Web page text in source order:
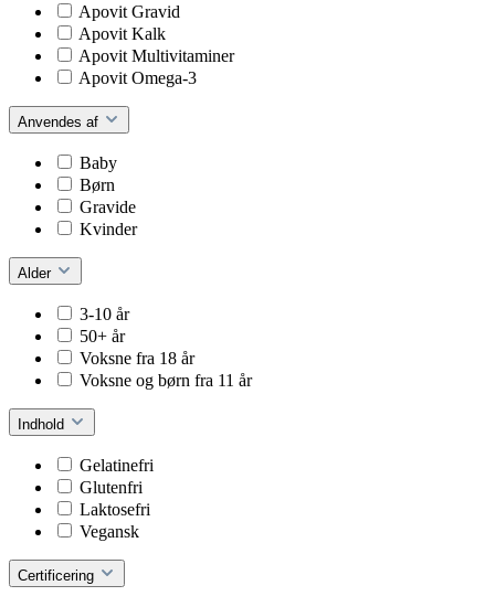
Apovit Gravid
Apovit Kalk
Apovit Multivitaminer
Apovit Omega-3
Anvendes af
Baby
Børn
Gravide
Kvinder
Alder
3-10 år
50+ år
Voksne fra 18 år
Voksne og børn fra 11 år
Indhold
Gelatinefri
Glutenfri
Laktosefri
Vegansk
Certificering